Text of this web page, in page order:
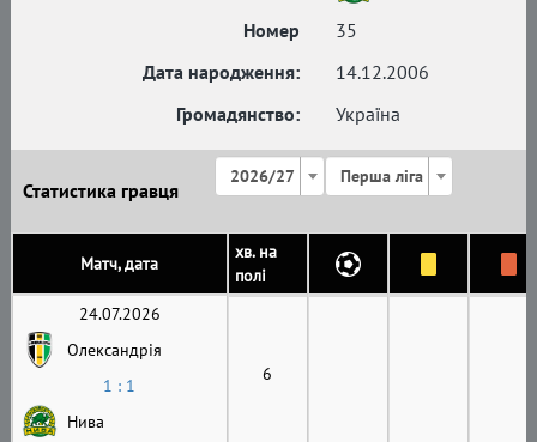
Номер
35
Дата народження:
14.12.2006
Громадянство:
Україна
Статистика гравця
2026/27 Перша ліга
Матч, дата
хв. на
полі
24.07.2026
Олександрія
1 : 1
Нива
6